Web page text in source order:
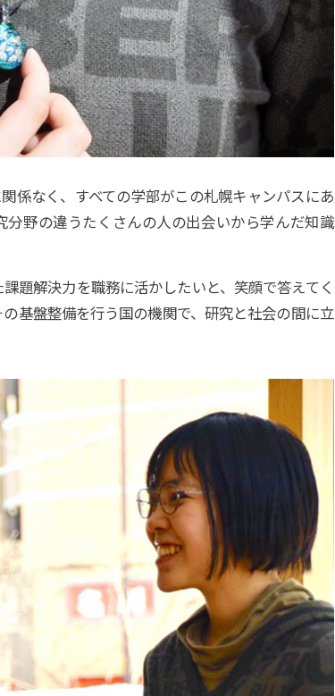
関係なく、すべての学部がこの札幌キャンパスにあ
分野の違うたくさんの人の出会いから学んだ知識
題解決力を職務に活かしたいと、笑顔で答えてく
基盤整備を行う国の機関で、研究と社会の間に立